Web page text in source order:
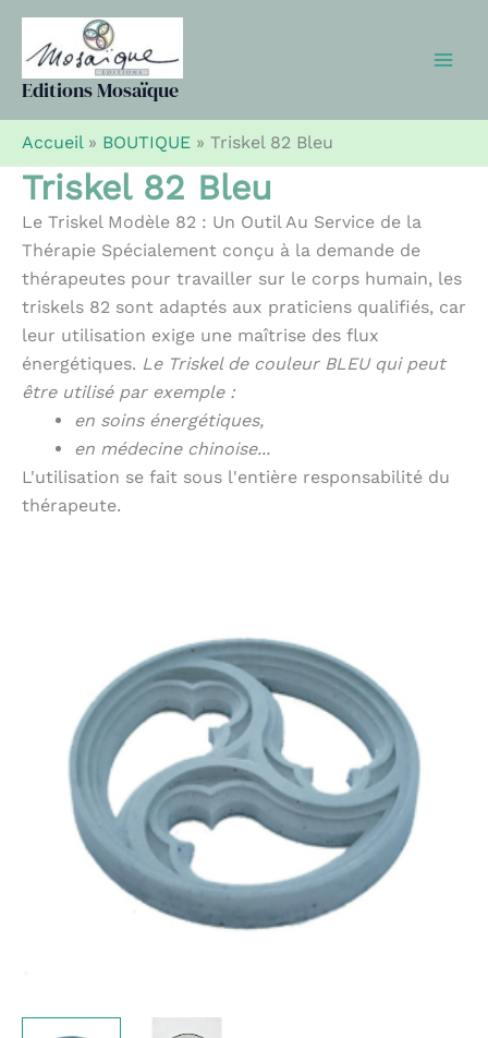
Aller
contenu
Editions Mosaïque
Accueil» BOUTIQUE » Triskel 82 Bleu
Triskel 82 Bleu
Le Triskel Modèle 82 : Un Outil Au Service de la
Thérapie Spécialement conçu à la demande de
thérapeutes pour travailler sur le corps humain, les
triskels 82 sont adaptés aux praticiens qualifiés, car
leur utilisation exige une maîtrise des flux
énergétiques. Le Triskel de couleur BLEU qui peut
être utilisé par exemple :
en soins énergétiques,
en médecine chinoise...
L'utilisation se fait sous l'entière responsabilité du
thérapeute.